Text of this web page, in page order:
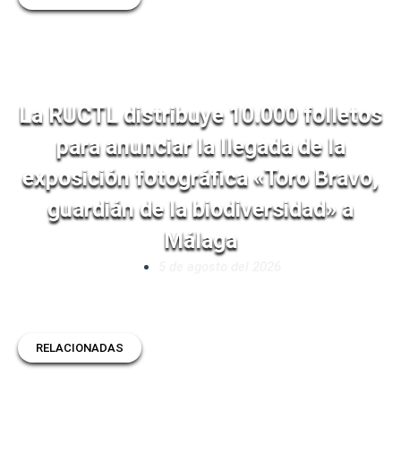
La RUCTL distribuye 10.000 folletos
para anunciar la llegada de la
exposición fotográfica «Toro Bravo,
guardián de la biodiversidad» a
Málaga
RELACIONADAS